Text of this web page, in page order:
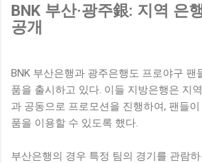
BNK 부산·광주銀: 지역 은
공개
BNK 부산은행과 광주은행도 프로야구 팬
품을 출시하고 있다. 이들 지방은행은 지
과 공동으로 프로모션을 진행하여, 팬들
품을 이용할 수 있도록 했다.
부산은행의 경우 특정 팀의 경기를 관람